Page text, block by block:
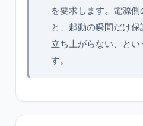
を要求します。電源
と、起動の瞬間だけ
立ち上がらない、とい
す。